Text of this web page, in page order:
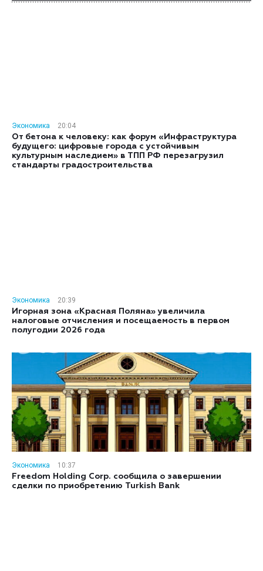
Экономика
20:04
От бетона к человеку: как форум «Инфраструктура
будущего: цифровые города с устойчивым
культурным наследием» в ТПП РФ перезагрузил
стандарты градостроительства
Экономика
20:39
Игорная зона «Красная Поляна» увеличила
налоговые отчисления и посещаемость в первом
полугодии 2026 года
Экономика
10:37
Freedom Holding Corp. сообщила о завершении
сделки по приобретению Turkish Bank